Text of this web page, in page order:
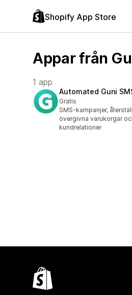
Shopify App Store
Appar från
1 app
Automated Guni
Gratis
SMS-kampanjer,
övergivna varukorgar
kundrelationer